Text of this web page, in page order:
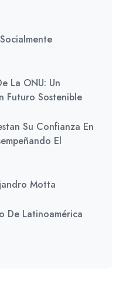
La ONU: Un
Futuro Sostenible
Su Confianza En
El
Motta
De Latinoamérica